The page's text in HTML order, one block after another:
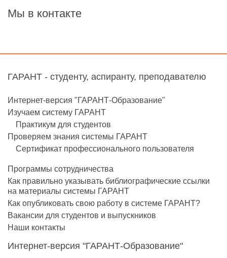
Мы в контакте
ГАРАНТ - студенту, аспиранту, преподавателю
Интернет-версия "ГАРАНТ-Образование"
Изучаем систему ГАРАНТ
Практикум для студентов
Проверяем знания системы ГАРАНТ
Сертификат профессионального пользователя
Программы сотрудничества
Как правильно указывать библиографические ссылки
на материалы системы ГАРАНТ
Как опубликовать свою работу в системе ГАРАНТ?
Вакансии для студентов и выпускников
Наши контакты
Интернет-версия "ГАРАНТ-Образование"